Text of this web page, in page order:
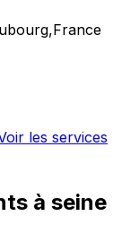
les services
à seine